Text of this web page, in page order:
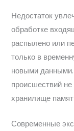
Недостаток
обработке
распылено или
только в
новыми
происшествий
хранилище
Современные